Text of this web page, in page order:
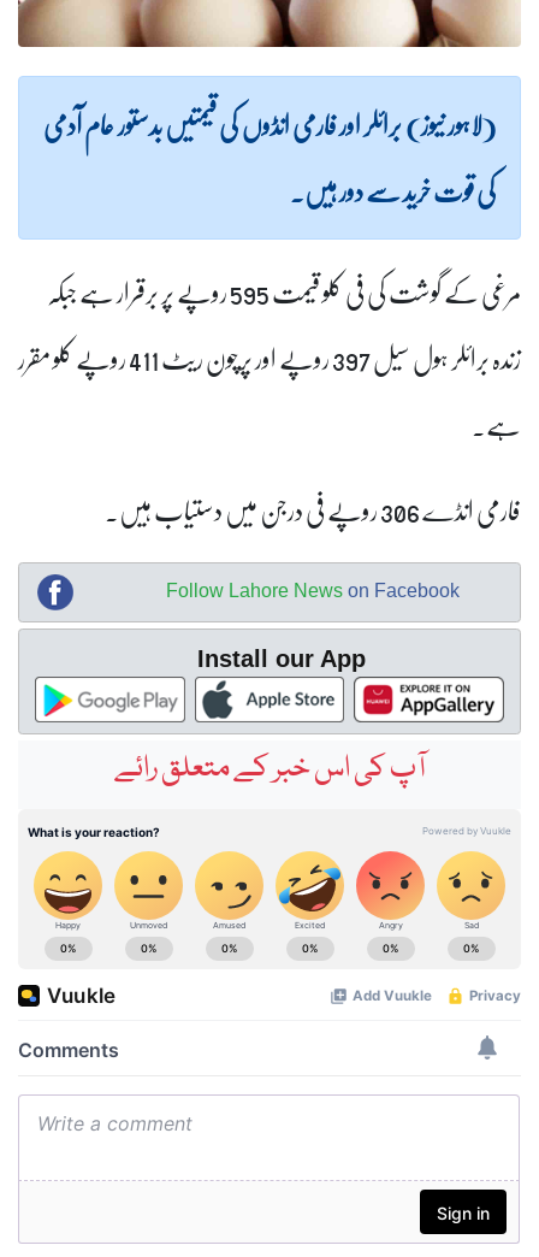
(لاہور نیوز) برائلر اور فارمی انڈوں کی قیمتیں بدستور عام آدمی
کی قوت خرید سے دور ہیں۔
مرغی کے گوشت کی فی کلو قیمت 595 روپے پر برقرار ہے جبکہ
زندہ برائلر ہول سیل 397 روپے اور پرچون ریٹ 411 روپے کلو مقرر
ہے۔
فارمی انڈے 306 روپے فی درجن میں دستیاب ہیں۔
Follow Lahore News on Facebook
Install our App
آپ کی اس خبر کے متعلق رائے